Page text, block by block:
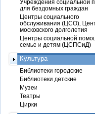
Учреждения социальной
для бездомных граждан
Центры социального
обслуживания (ЦСО),
московского долголетия
Центры социальной
семье и детям (ЦСПСиД)
Культура
Библиотеки городские
Библиотеки детские
Музеи
Театры
Цирки